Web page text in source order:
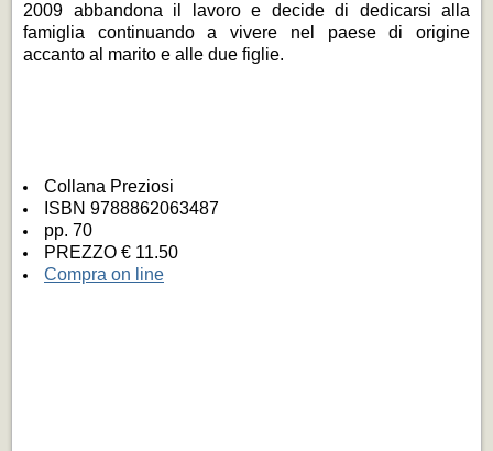
2009 abbandona il lavoro e decide di dedicarsi alla
famiglia continuando a vivere nel paese di origine
accanto al marito e alle due figlie.
Collana Preziosi
ISBN 9788862063487
pp. 70
PREZZO € 11.50
Compra on line